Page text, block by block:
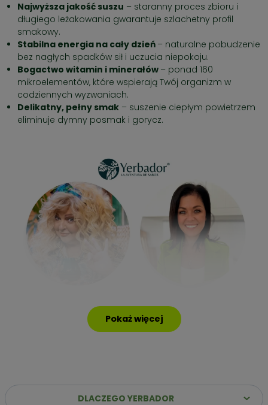
Najwyższa jakość suszu – staranny proces zbioru i
długiego leżakowania gwarantuje szlachetny profil
smakowy.
Stabilna energia na cały dzień – naturalne pobudzenie
bez nagłych spadków sił i uczucia niepokoju.
Bogactwo witamin i minerałów – ponad 160
mikroelementów, które wspierają Twój organizm w
codziennych wyzwaniach.
Delikatny, pełny smak – suszenie ciepłym powietrzem
eliminuje dymny posmak i gorycz.
Pokaż więcej
DLACZEGO YERBADOR